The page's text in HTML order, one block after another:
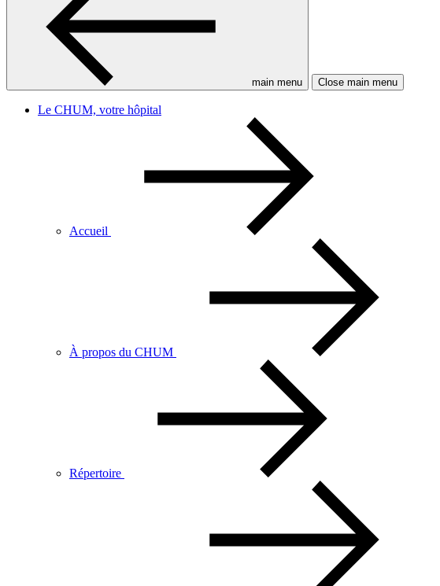
main menu Close main menu
Le CHUM, votre hôpital
Accueil
À propos du CHUM
Répertoire